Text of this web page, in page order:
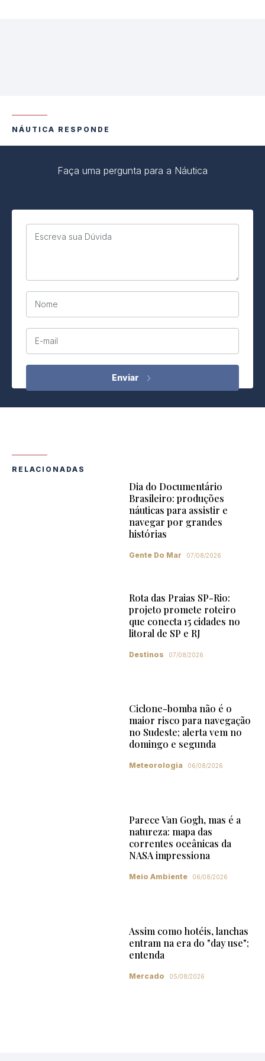
NÁUTICA RESPONDE
Faça uma pergunta para a Náutica
Escreva sua Dúvida
Nome
E-mail
RELACIONADAS
Dia do Documentário
Brasileiro: produções
náuticas para assistir e
navegar por grandes
histórias
Gente Do Mar 07/08/2026
Rota das Praias SP-Rio:
projeto promete roteiro
que conecta 15 cidades no
litoral de SP e RJ
Destinos 07/08/2026
Ciclone-bomba não é o
maior risco para navegação
no Sudeste; alerta vem no
domingo e segunda
Meteorologia 06/08/2026
Parece Van Gogh, mas é a
natureza: mapa das
correntes oceânicas da
NASA impressiona
Meio Ambiente 06/08/2026
Assim como hotéis, lanchas
entram na era do "day use";
entenda
Mercado 05/08/2026